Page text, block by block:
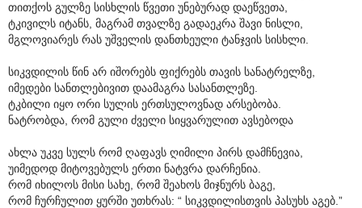
თითქოს გულზე სისხლის წვეთი უნებურად დაეწვეთა,
ტკივილს იტანს, მაგრამ თვალზე გადაეკრა შავი ნისლი,
მგლოვიარეს რას უშველის დანთხეული ტანჯვის სისხლი.
სიკვდილის წინ არ იშორებს ფიქრებს თავის სანატრელზე,
იმედები სანთლებივით დაამაგრა სასანთლეზე.
ტკბილი იყო ორი სულის ერთსულოვნად არსებობა.
ნატრობდა, რომ გული ძველი სიყვარულით ავსებოდა
ახლა უკვე სულს რომ ღაფავს ღიმილი პირს დამჩნევია,
უიმედოდ მიტოვებულს ერთი ნატვრა დარჩენია.
რომ იხილოს მისი სახე, რომ შეახოს მიჯნურს ბაგე,
რომ ჩურჩულით ყურში უთხრას: “ სიკვდილისთვის პასუხს აგებ.”